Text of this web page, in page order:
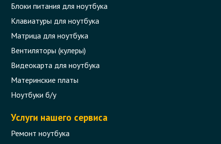
Блоки питания для ноутбука
Клавиатуры для ноутбука
Матрица для ноутбука
Вентиляторы (кулеры)
Видеокарта для ноутбука
Материнские платы
Ноутбуки б/у
Услуги нашего сервиса
Ремонт ноутбука